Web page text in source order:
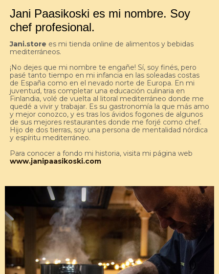
Jani Paasikoski es mi nombre. Soy
chef profesional.
Jani.store es mi tienda online de alimentos y bebidas
mediterráneos.
¡No dejes que mi nombre te engañe! Sí, soy finés, pero
pasé tanto tiempo en mi infancia en las soleadas costas
de España como en el nevado norte de Europa. En mi
juventud, tras completar una educación culinaria en
Finlandia, volé de vuelta al litoral mediterráneo donde me
quedé a vivir y trabajar. Es su gastronomía la que más amo
y mejor conozco, y es tras los ávidos fogones de algunos
de sus mejores restaurantes donde me forjé como chef.
Hijo de dos tierras, soy una persona de mentalidad nórdica
y espíritu mediterráneo.
Para conocer a fondo mi historia, visita mi página web
www.janipaasikoski.com